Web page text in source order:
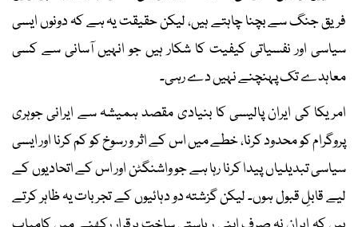
فریق جنگ سے بچنا چاہتے ہیں، لیکن حقیقت یہ ہے کہ دونوں ایسی
سیاسی اور نفسیاتی کیفیت کا شکار ہیں جو انہیں آسانی سے کسی
معاہدے تک پہنچنے نہیں دے رہی۔
امریکا کی ایران پالیسی کا بنیادی مقصد ہمیشہ سے ایرانی جوہری
پروگرام کو محدود کرنا، خطے میں اس کے اثر و رسوخ کو کم کرنا اور ایسی
سیاسی تبدیلیاں پیدا کرنا رہا ہے جو واشنگٹن اور اس کے اتحادیوں کے
لیے قابلِ قبول ہوں۔ لیکن گزشتہ دو دہائیوں کے تجربات یہ ظاہر کرتے